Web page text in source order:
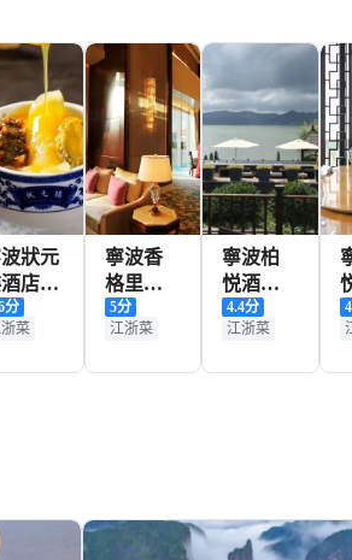
狀元
店
義路
）
分
菜
老字號
寧波香
格里拉
大酒店·
香宮中
5分
江浙菜
寧波柏
悦酒店·
悦軒
4.4分
江浙菜
湖景